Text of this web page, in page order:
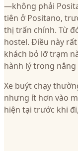
—không phải
tiên ở Positano,
thị trấn chính. Từ
hostel. Điều này
khách bỏ lỡ trạm
hành lý trong
Xe buýt chạy
nhưng ít hơn vào
hiện tại trước khi